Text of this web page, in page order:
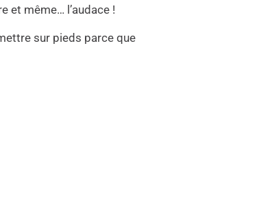
et même… l’audace !
sur pieds parce que